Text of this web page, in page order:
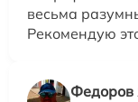
весьма
Рекомендую
Федоров